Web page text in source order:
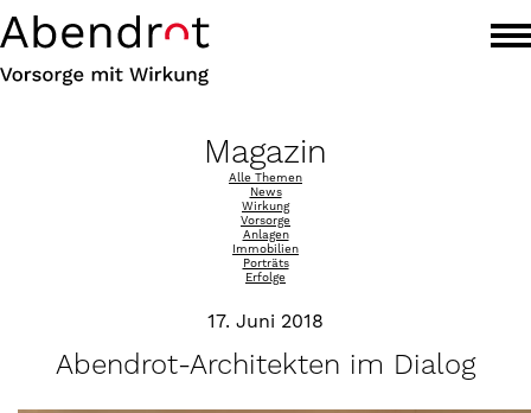
Magazin
Alle Themen
News
Wirkung
Vorsorge
Anlagen
Immobilien
Porträts
Erfolge
17. Juni 2018
Abendrot-Architekten im Dialog